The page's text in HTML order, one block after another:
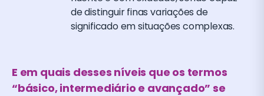
de distinguir finas variações de
significado em situações complexas.
E em quais desses níveis que os termos
“básico, intermediário e avançado” se